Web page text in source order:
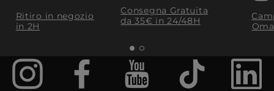
Ritiro in negozio
in 2H
Consegna Gratuita
da 35€​ in 24/48H